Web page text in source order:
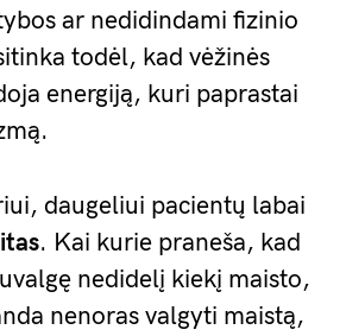
ar nedidindami fizinio
todėl, kad vėžinės
energiją, kuri paprastai
daugeliui pacientų labai
. Kai kurie praneša, kad
nedidelį kiekį maisto,
nenoras valgyti maistą,